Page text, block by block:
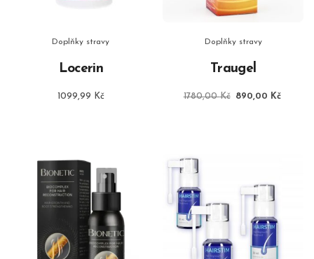
Doplňky stravy
Locerin
1099,99 Kč
Doplňky stravy
Traugel
1780,00Kč
Původní
890,00 Kč